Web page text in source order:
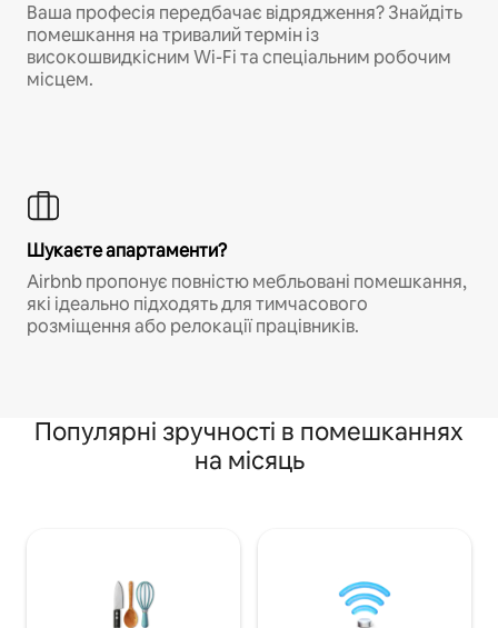
Ваша професія передбачає відрядження? Знайдіть
помешкання на тривалий термін із
високошвидкісним Wi-Fi та спеціальним робочим
місцем.
Шукаєте апартаменти?
Airbnb пропонує повністю мебльовані помешкання,
які ідеально підходять для тимчасового
розміщення або релокації працівників.
Популярні зручності в помешканнях
на місяць